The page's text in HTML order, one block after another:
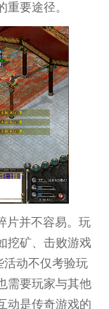
要途径。
片并不容易。玩
挖矿、击败游戏
活动不仅考验玩
需要玩家与其他
动是传奇游戏的